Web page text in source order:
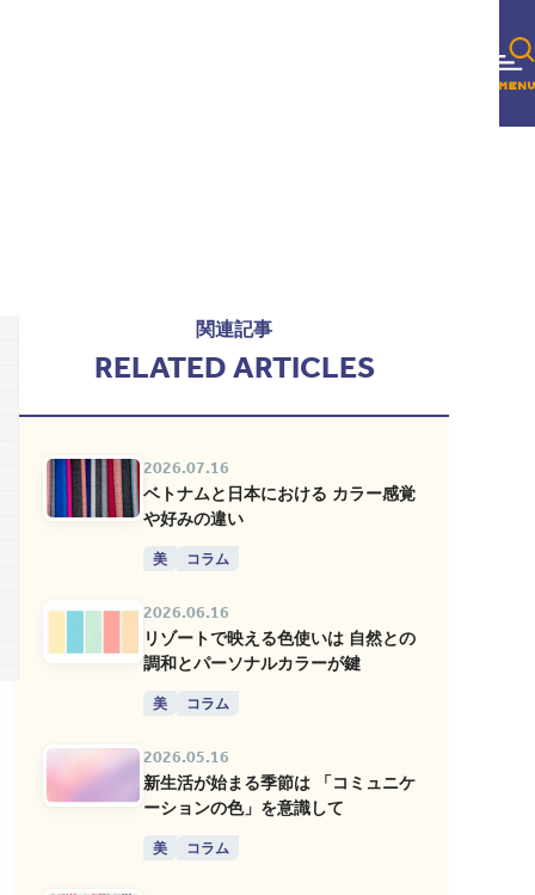
関連記事
RELATED ARTICLES
2026.07.16
ベトナムと日本における カラー感覚
や好みの違い
美 コラム
2026.06.16
リゾートで映える色使いは 自然との
調和とパーソナルカラーが鍵
美 コラム
2026.05.16
新生活が始まる季節は 「コミュニケ
ーションの色」を意識して
美 コラム